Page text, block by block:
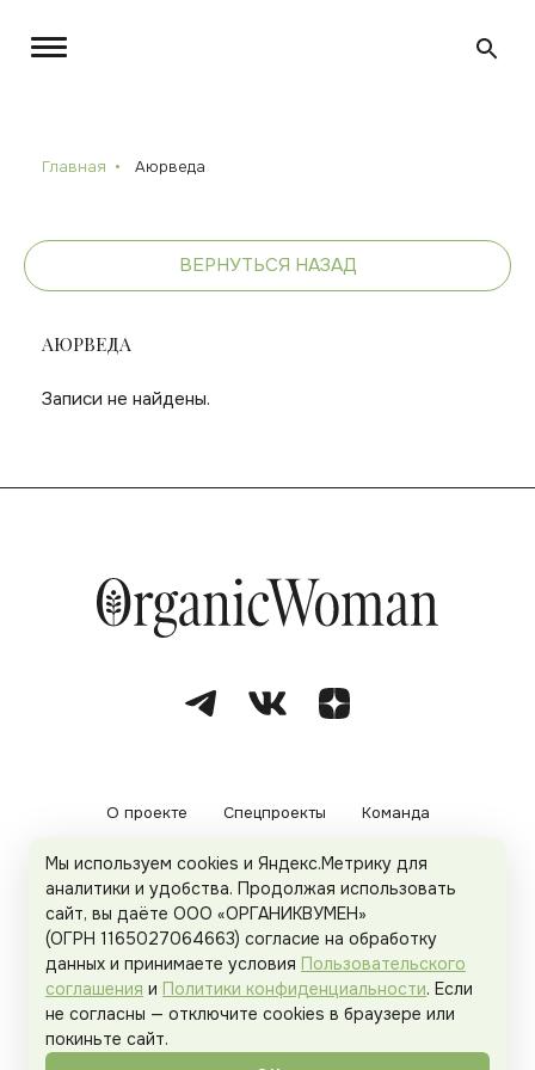
Главная Аюрведа
ВЕРНУТЬСЯ НАЗАД
АЮРВЕДА
Записи не найдены.
О проекте Спецпроекты Команда
Рекламодателям Политика конфиденциальности
Пользовательское соглашение
Organicwoman.ru . Все права защищены.
Мы используем cookies и Яндекс.Метрику для
аналитики и удобства. Продолжая использовать
сайт, вы даёте ООО «ОРГАНИКВУМЕН»
(ОГРН 1165027064663) согласие на обработку
данных и принимаете условия Пользовательского
соглашения и Политики конфиденциальности. Если
не согласны — отключите cookies в браузере или
покиньте сайт.